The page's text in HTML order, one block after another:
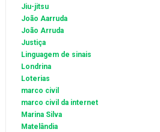
Jiu-jitsu
João Aarruda
João Arruda
Justiça
Linguagem de sinais
Londrina
Loterias
marco civil
marco civil da internet
Marina Silva
Matelândia